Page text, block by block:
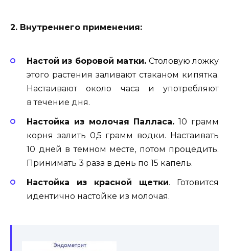
2. Внутреннего применения:
Настой из боровой матки. Столовую ложку
этого растения заливают стаканом кипятка.
Настаивают около часа и употребляют
в течение дня.
Настойка из молочая Палласа. 10 грамм
корня залить 0,5 грамм водки. Настаивать
10 дней в темном месте, потом процедить.
Принимать 3 раза в день по 15 капель.
Настойка из красной щетки. Готовится
идентично настойке из молочая.